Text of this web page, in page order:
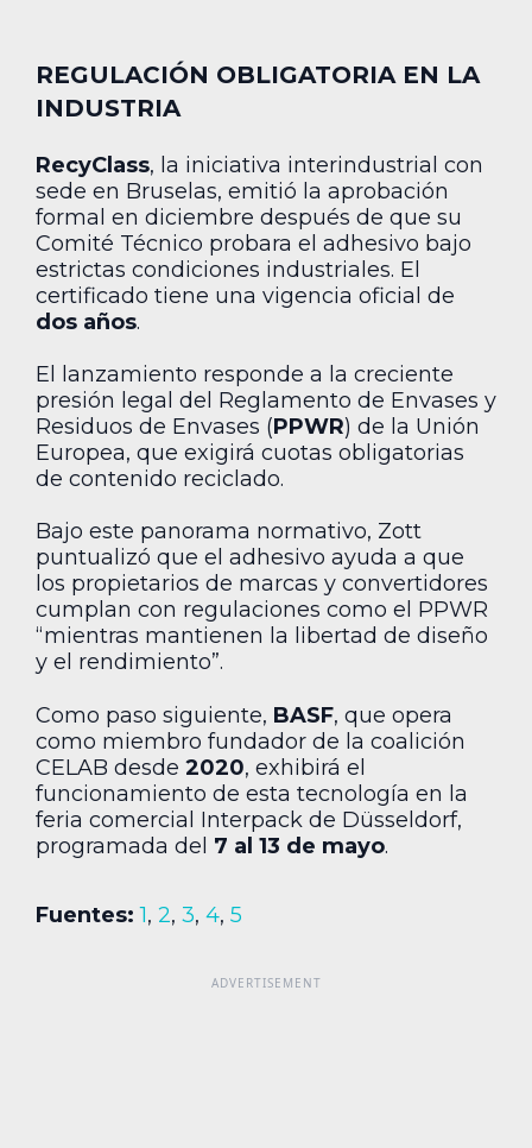
REGULACIÓN OBLIGATORIA EN LA
INDUSTRIA
RecyClass, la iniciativa interindustrial con
sede en Bruselas, emitió la aprobación
formal en diciembre después de que su
Comité Técnico probara el adhesivo bajo
estrictas condiciones industriales. El
certificado tiene una vigencia oficial de
dos años.
El lanzamiento responde a la creciente
presión legal del Reglamento de Envases y
Residuos de Envases (PPWR) de la Unión
Europea, que exigirá cuotas obligatorias
de contenido reciclado.
Bajo este panorama normativo, Zott
puntualizó que el adhesivo ayuda a que
los propietarios de marcas y convertidores
cumplan con regulaciones como el PPWR
“mientras mantienen la libertad de diseño
y el rendimiento”.
Como paso siguiente, BASF, que opera
como miembro fundador de la coalición
CELAB desde 2020, exhibirá el
funcionamiento de esta tecnología en la
feria comercial Interpack de Düsseldorf,
programada del 7 al 13 de mayo.
Fuentes: 1, 2, 3, 4, 5